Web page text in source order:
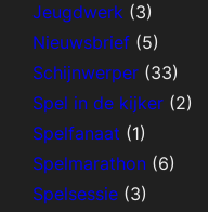
Jeugdwerk (3)
Nieuwsbrief (5)
Schijnwerper (33)
Spel in de kijker (2)
Spelfanaat (1)
Spelmarathon (6)
Spelsessie (3)